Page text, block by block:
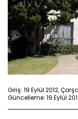
Giriş: 19 Eylül 2012,
Güncelleme: 19 Eylül